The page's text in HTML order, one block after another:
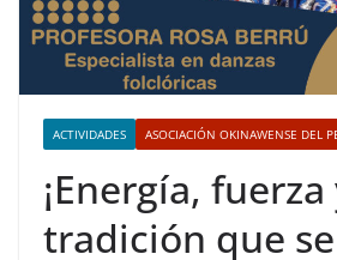
ACTIVIDADES ASOCIACIÓN OKINAWENSE DEL
¡Energía, fuerza
tradición que